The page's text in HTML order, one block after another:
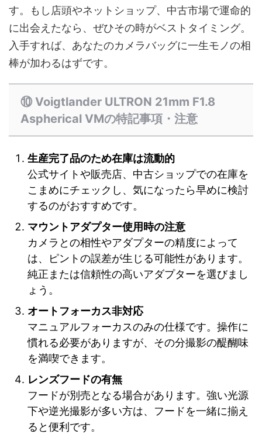
す。もし店頭やネットショップ、中古市場で運命的
に出会えたなら、ぜひその時がベストタイミング。
入手すれば、あなたのカメラバッグに一生モノの相
棒が加わるはずです。
⑩ Voigtlander ULTRON 21mm F1.8
Aspherical VMの特記事項・注意
生産完了品のため在庫は流動的
公式サイトや販売店、中古ショップでの在庫を
こまめにチェックし、気になったら早めに検討
するのがおすすめです。
マウントアダプター使用時の注意
カメラとの相性やアダプターの精度によって
は、ピントの誤差が生じる可能性があります。
純正または信頼性の高いアダプターを選びまし
ょう。
オートフォーカス非対応
マニュアルフォーカスのみの仕様です。操作に
慣れる必要がありますが、その分撮影の醍醐味
を満喫できます。
レンズフードの有無
フードが別売となる場合があります。強い光源
下や逆光撮影が多い方は、フードを一緒に揃え
ると便利です。